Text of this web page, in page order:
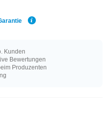
Kunden
Bewertungen
Produzenten